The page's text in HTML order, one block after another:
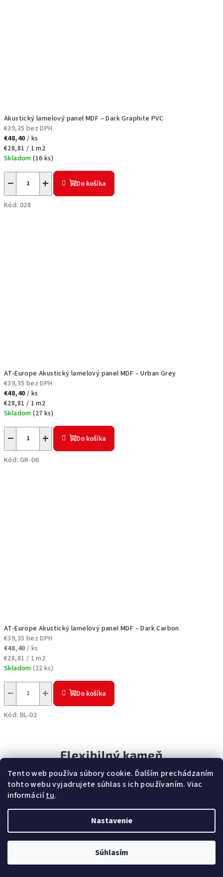
Tento web používa súbory cookie. Ďalším prechádzaním
tohto webu vyjadrujete súhlas s ich používaním. Viac
informáciítu.
Nastavenie
Súhlasím
Akustický lamelový panel MDF – Dark Graphite PVC
€39,35 bez DPH
€48,40 / ks
Jednotková
cena:
€28,81 / 1 m2
Skladom(16 ks)
+
− Do košíka
Kód: 028
AT-Europe Akustický lamelový panel MDF – Urban Grey
€39,35 bez DPH
€48,40 / ks
Jednotková
cena:
€28,81 / 1 m2
Skladom(27 ks)
+
− Do košíka
Kód: GR-06
AT-Europe Akustický lamelový panel MDF – Dark Carbon
€39,35 bez DPH
€48,40 / ks
Jednotková
cena:
€28,81 / 1 m2
Skladom(22 ks)
+
− Do košíka
Kód: BL-02
Flexibilný kameň
Novinka
Novinka
Novinka
Vodeodolný
Novinka
Vodeodolný